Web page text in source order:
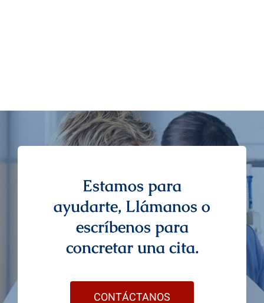
Estamos para
ayudarte, Llámanos o
escríbenos para
concretar una cita.
CONTÁCTANOS